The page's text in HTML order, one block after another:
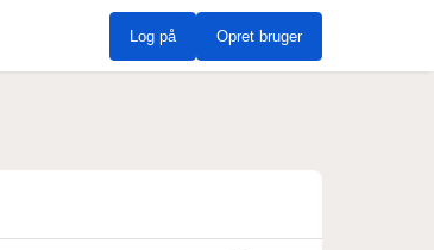
Log på Opret bruger